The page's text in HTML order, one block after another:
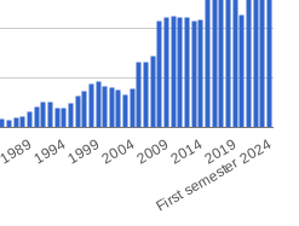
First semester 2024
2019
2014
2009
2004
1999
1994
1989